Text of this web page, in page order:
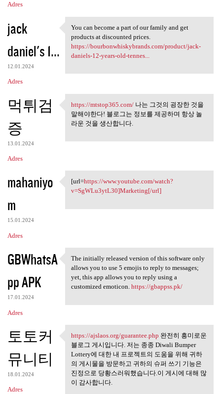
Adres
jack
daniel's 1...
12.01.2024
Adres
You can become a part of our
You can become a part of our family and get
products at discounted prices.
https://bourbonwhiskybrands.com/product/jack-
daniels-12-years-old-tennes...
먹튀검
증
13.01.2024
Adres
https://mtstop365.com/ 나는 그것의
https://mtstop365.com/나는 그것의 굉장한 것을
말해야한다! 블로그는 정보를 제공하며 항상 놀
라운 것을 생산합니다.
mahaniyo
m
15.01.2024
Adres
[url=https://www.youtube.com
[url=https://www.youtube.com/watch?
v=SgWLu3ytL30]Marketing[/url]
GBWhatsA
pp APK
17.01.2024
Adres
The initially released
The initially released version of this software only
allows you to use 5 emojis to reply to messages;
yet, this app allows you to reply using a
customized emoticon. https://gbappss.pk/
토토커
뮤니티
18.01.2024
Adres
https://ajslaos.org/guarantee
https://ajslaos.org/guarantee.php 완전히 흥미로운
블로그 게시입니다. 저는 종종 Diwali Bumper
Lottery에 대한 내 프로젝트의 도움을 위해 귀하
의 게시물을 방문하고 귀하의 슈퍼 쓰기 기능은
진정으로 당황스러워했습니다.이 게시에 대해 많
이 감사합니다.